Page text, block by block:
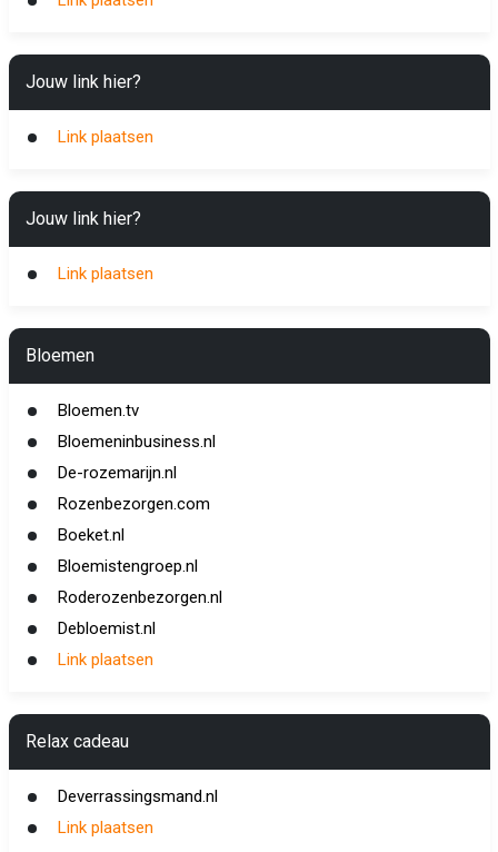
Jouw link hier?
Link plaatsen
Jouw link hier?
Link plaatsen
Bloemen
Bloemen.tv
Bloemeninbusiness.nl
De-rozemarijn.nl
Rozenbezorgen.com
Boeket.nl
Bloemistengroep.nl
Roderozenbezorgen.nl
Debloemist.nl
Link plaatsen
Relax cadeau
Deverrassingsmand.nl
Link plaatsen